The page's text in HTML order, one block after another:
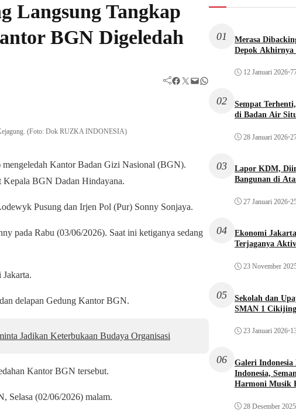
Langsung Tangkap
BGN Digeledah
Facebook Twitter Mail WhatsApp
(Foto: Dok RUZKA INDONESIA)
Kantor Badan Gizi Nasional (BGN).
Kepala BGN Dadan Hindayana.
Pusung dan Irjen Pol (Pur) Sonny Sonjaya.
pada Rabu (03/06/2026). Saat ini ketiganya sedang
delapan Gedung Kantor BGN.
Jadikan Keterbukaan Budaya Organisasi
Kantor BGN tersebut.
Selasa (02/06/2026) malam.
01
Merasa
Depok Akhirnya
12 Januari 2026•
02
Sempat
di Badan Air
28 Januari 2026•
03
Lapor KDM,
Bangunan di
27 Januari 2026•
04
Ekonomi
Terjaganya
23 November
05
Sekolah dan
SMAN 1 Cikijing
23 Januari 2026•
06
Galeri
Indonesia,
Harmoni Musik
28 Desember 2025